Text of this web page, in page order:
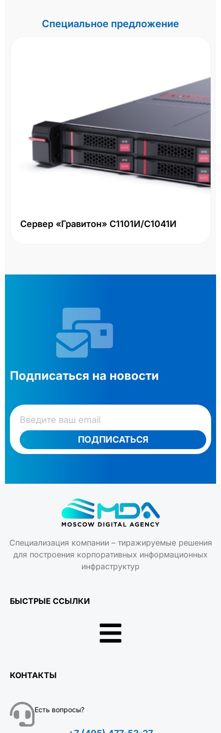
Специальное предложение
Сервер «Гравитон» С1101И/С1041И
Подписаться на новости
ПОДПИСАТЬСЯ
Специализация компании – тиражируемые решения
для построения корпоративных информационных
инфраструктур
БЫСТРЫЕ ССЫЛКИ
КОНТАКТЫ
Есть вопросы?